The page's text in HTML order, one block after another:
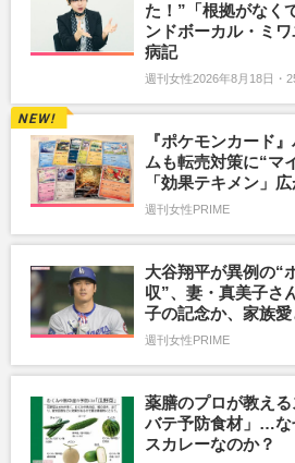
た！”「根拠がなく
ンドボーカル・ミ
病記
週刊女性2026年8月18日・
『ポケモンカード
ムも転売対策に“マ
「効果テキメン」
週刊女性PRIME
大谷翔平が異例の“
収”、妻・真美子さ
子の記念か、家族
週刊女性PRIME
薬膳のプロが教え
バテ予防食材」…な
スカレーなのか？